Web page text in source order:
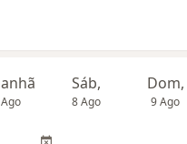
Sáb,
8 Ago
Dom,
9 Ago